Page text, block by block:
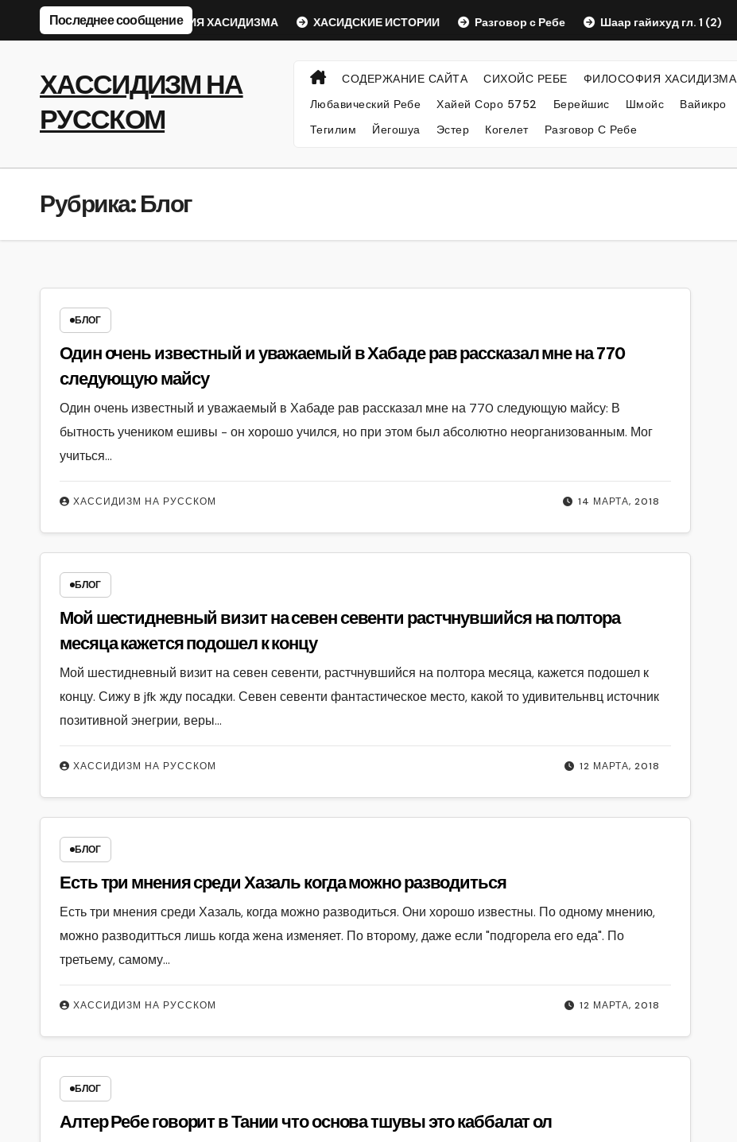
Перейти
Последнее сообщение
Ребе ФИЛОСОФИЯ ХАСИДИЗМА ХАСИДСКИЕ ИСТОРИИ Разговор с Ребе Шаар гайихуд гл. 1 (2)
ХАССИДИЗМ НА
РУССКОМ
СОДЕРЖАНИЕ САЙТА СИХОЙС РЕБЕ ФИЛОСОФИЯ ХАСИДИЗМА
Любавический Ребе
Хайей Соро 5752 Берейшис Шмойс Вайикро
Тегилим
Йегошуа Эстер Когелет Разговор С Ребе
Рубрика:Блог
БЛОГ
Один очень известный и уважаемый в Хабаде рав рассказал мне на 770
следующую майсу
14 МАРТА, 2018
ХАССИДИЗМ НА РУССКОМ
Один очень известный и уважаемый в Хабаде рав рассказал мне на 770 следующую майсу: В
бытность учеником ешивы - он хорошо учился, но при этом был абсолютно неорганизованным. Мог
учиться…
БЛОГ
Мой шестидневный визит на севен севенти растчнувшийся на полтора
месяца кажется подошел к концу
12 МАРТА, 2018
ХАССИДИЗМ НА РУССКОМ
Мой шестидневный визит на севен севенти, растчнувшийся на полтора месяца, кажется подошел к
концу. Сижу в jfk жду посадки. Севен севенти фантастическое место, какой то удивительнвц источник
позитивной энегрии, веры…
БЛОГ
Есть три мнения среди Хазаль когда можно разводиться
12 МАРТА, 2018
ХАССИДИЗМ НА РУССКОМ
Есть три мнения среди Хазаль, когда можно разводиться. Они хорошо известны. По одному мнению,
можно разводитться лишь когда жена изменяет. По второму, даже если "подгорела его еда". По
третьему, самому…
БЛОГ
Алтер Ребе говорит в Тании что основа тшувы это каббалат ол